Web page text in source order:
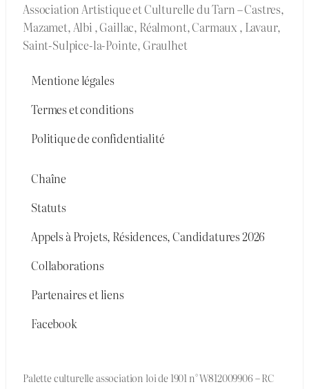
Association Artistique et Culturelle du Tarn – Castres,
Mazamet, Albi , Gaillac, Réalmont, Carmaux , Lavaur,
Saint-Sulpice-la-Pointe, Graulhet
Mentione légales
Termes et conditions
Politique de confidentialité
Chaîne
Statuts
Appels à Projets, Résidences, Candidatures 2026
Collaborations
Partenaires et liens
Facebook
Palette culturelle association loi de 1901 n° W812009906 – RC